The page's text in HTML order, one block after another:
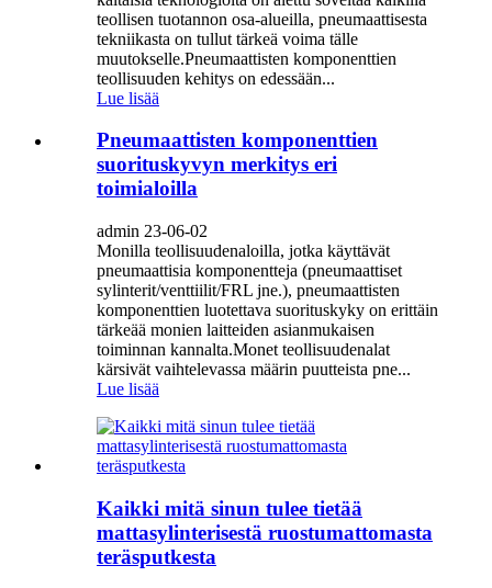
teollisen tuotannon osa-alueilla, pneumaattisesta
tekniikasta on tullut tärkeä voima tälle
muutokselle.Pneumaattisten komponenttien
teollisuuden kehitys on edessään...
Lue lisää
Pneumaattisten komponenttien
suorituskyvyn merkitys eri
toimialoilla
admin 23-06-02
Monilla teollisuudenaloilla, jotka käyttävät
pneumaattisia komponentteja (pneumaattiset
sylinterit/venttiilit/FRL jne.), pneumaattisten
komponenttien luotettava suorituskyky on erittäin
tärkeää monien laitteiden asianmukaisen
toiminnan kannalta.Monet teollisuudenalat
kärsivät vaihtelevassa määrin puutteista pne...
Lue lisää
Kaikki mitä sinun tulee tietää
mattasylinterisestä ruostumattomasta
teräsputkesta